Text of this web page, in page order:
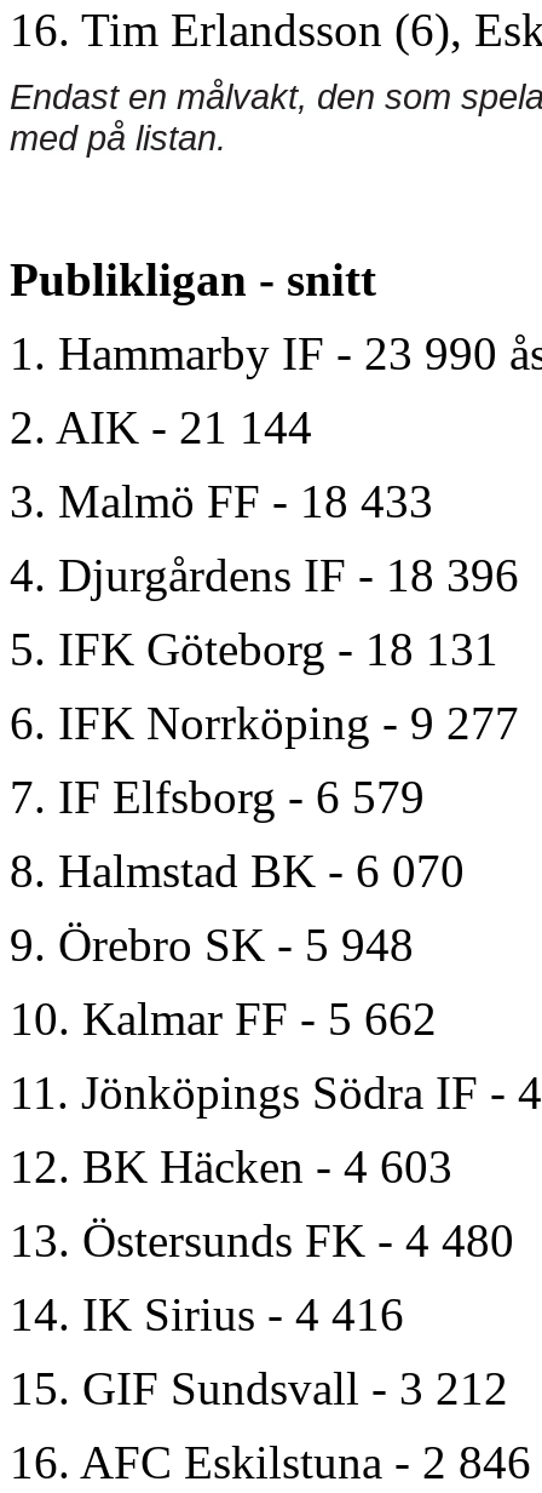
16. Tim Erlandsson (6),
Endast en målvakt, den som
med på listan.
Publikligan - snitt
1. Hammarby IF - 23 990
2. AIK - 21 144
3. Malmö FF - 18 433
4. Djurgårdens IF - 18 396
5. IFK Göteborg - 18 131
6. IFK Norrköping - 9 277
7. IF Elfsborg - 6 579
8. Halmstad BK - 6 070
9. Örebro SK - 5 948
10. Kalmar FF - 5 662
11. Jönköpings Södra IF -
12. BK Häcken - 4 603
13. Östersunds FK - 4 480
14. IK Sirius - 4 416
15. GIF Sundsvall - 3 212
16. AFC Eskilstuna - 2 846